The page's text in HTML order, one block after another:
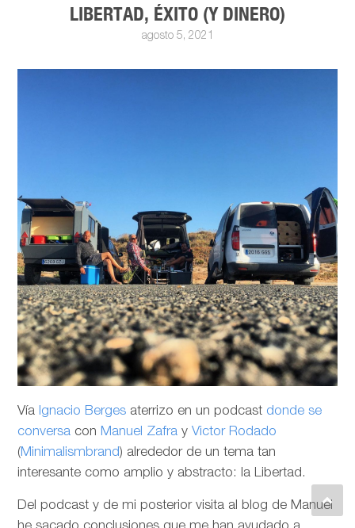
LIBERTAD, ÉXITO (Y DINERO)
agosto 5, 2021
Vía Ignacio Berges aterrizo en un podcast donde se
conversa con Manuel Zafra y Victor Rodado
(Minimalismbrand) alrededor de un tema tan
interesante como amplio y abstracto: la Libertad.
Del podcast y de mi posterior visita al blog de Manuel